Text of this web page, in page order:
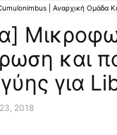
| Αναρχική Ομάδα
και
για
2018